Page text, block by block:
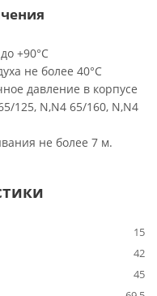
+90°C
не более 40°C
давление в корпусе
125, N,N4 65/160, N,N4
не более 7 м.
15
42
45